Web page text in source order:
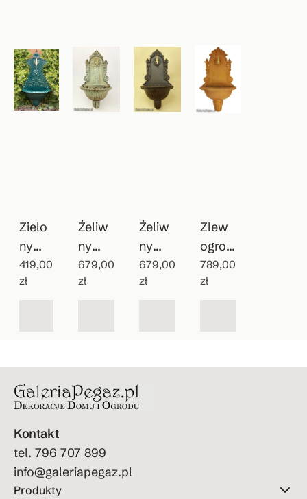
Zielo
ny
wiszą
cy
419,00
zł
Żeliw
ny
patyn
owan
679,00
zł
Żeliw
ny
zlewo
zmyw
679,00
zł
Zlew
ogrod
owy
Vintag
789,00
zł
Kontakt
tel. 796 707 899
info@galeriapegaz.pl
Produkty